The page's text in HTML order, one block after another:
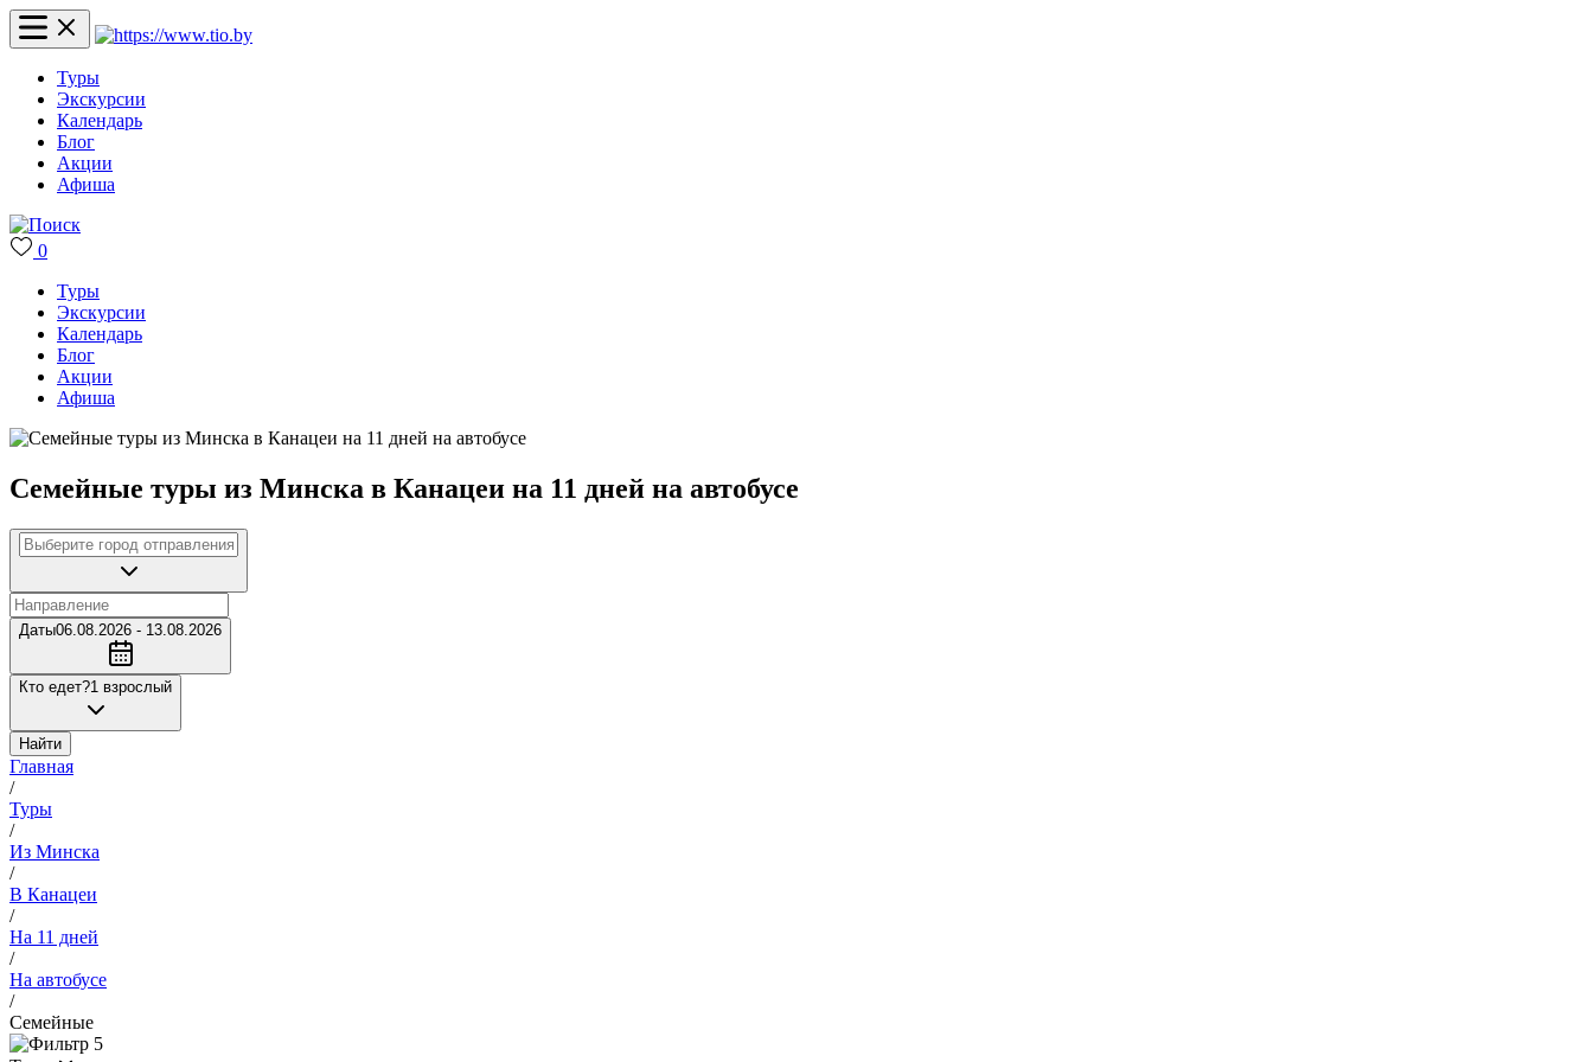
Туры
Экскурсии
Календарь
Блог
Акции
Афиша
0
Туры
Экскурсии
Календарь
Блог
Акции
Афиша
Семейные туры из Минска в Канацеи на 11 дней на автобусе
Даты06.08.2026 - 13.08.2026
Кто едет?1 взрослый
Найти
Главная
/
Туры
/
Из Минска
/
В Канацеи
/
На 11 дней
/
На автобусе
/
Семейные
5